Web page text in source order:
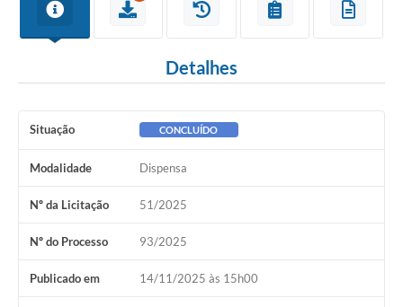
Detalhes
Situação CONCLUÍDO
Modalidade Dispensa
Nº da Licitação 51/2025
Nº do Processo 93/2025
Publicado em 14/11/2025 às 15h00